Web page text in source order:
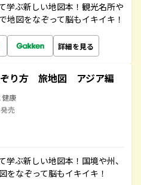
学ぶ新しい地図本！観光名所や
地図をなぞって脳もイキイキ！
詳細を見る
ぞり方 旅地図 アジア編
健康
売
ぶ新しい地図本！国境や州、
をなぞって脳もイキイキ！